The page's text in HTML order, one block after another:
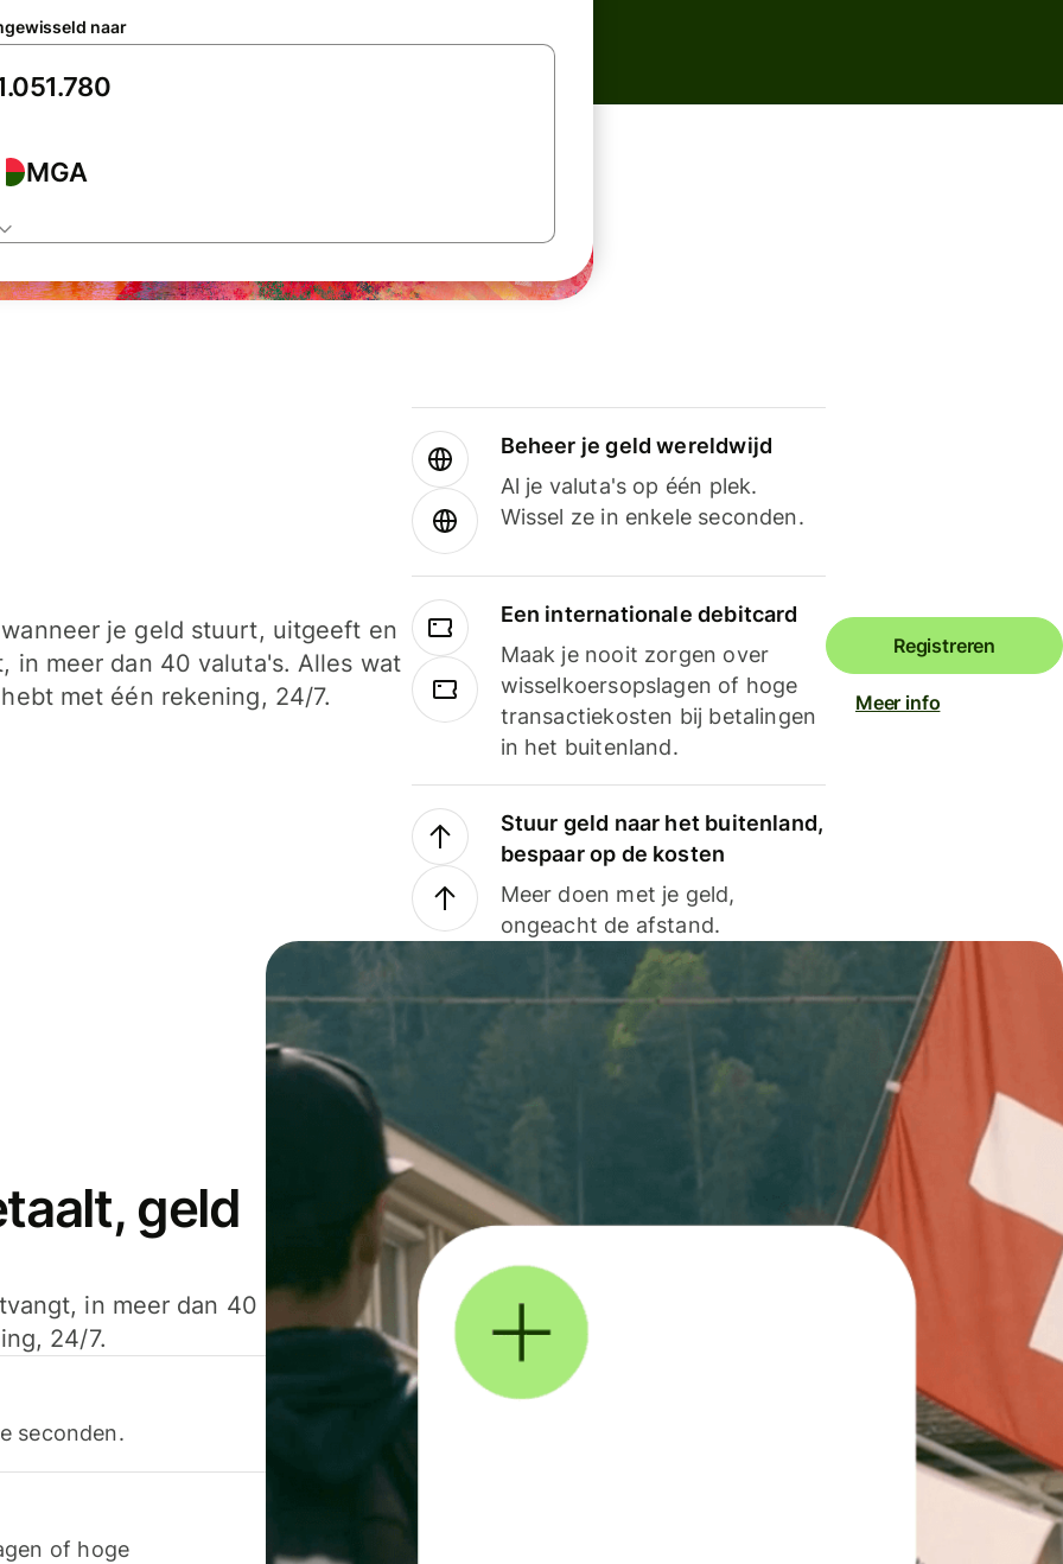
naar
MGA
je geld stuurt, uitgeeft en
in meer dan 40 valuta's. Alles wat
met één rekening, 24/7.
Beheer je geld wereldwijd
Al je valuta's op één plek.
Wissel ze in enkele seconden.
Een internationale debitcard
Maak je nooit zorgen over
wisselkoersopslagen of hoge
transactiekosten bij betalingen
in het buitenland.
Stuur geld naar het buitenland,
bespaar op de kosten
Meer doen met je geld,
ongeacht de afstand.
Registreren
Meer info
geld
in meer dan 40
24/7.
seconden.
of hoge